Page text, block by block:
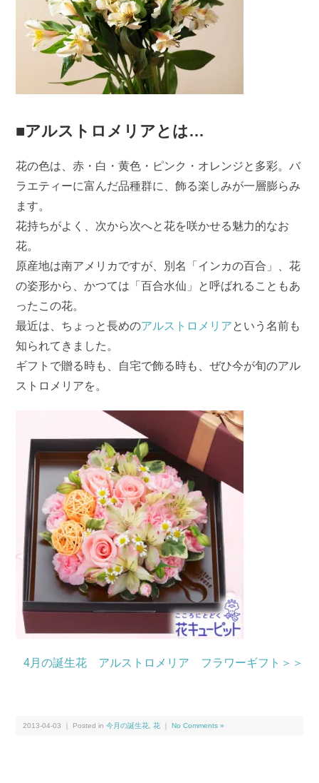
■アルストロメリアとは…
花の色は、赤・白・黄色・ピンク・オレンジと多彩。バ
ラエティーに富んだ品種群に、飾る楽しみが一層膨らみ
ます。
花持ちがよく、次から次へと花を咲かせる魅力的なお
花。
原産地は南アメリカですが、別名「インカの百合」、花
の姿形から、かつては「百合水仙」と呼ばれることもあ
ったこの花。
最近は、ちょっと長めのアルストロメリアという名前も
知られてきました。
ギフトで贈る時も、自宅で飾る時も、ぜひ今が旬のアル
ストロメリアを。
4月の誕生花 アルストロメリア フラワーギフト＞＞
2013-04-03 ｜ Posted in今月の誕生花,花 ｜No Comments »